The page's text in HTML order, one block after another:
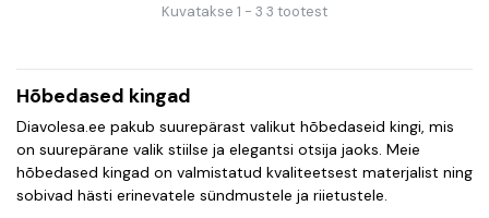
Kuvatakse 1 - 3 3 tootest
Hõbedased kingad
Diavolesa.ee pakub suurepärast valikut hõbedaseid kingi, mis
on suurepärane valik stiilse ja elegantsi otsija jaoks. Meie
hõbedased kingad on valmistatud kvaliteetsest materjalist ning
sobivad hästi erinevatele sündmustele ja riietustele.